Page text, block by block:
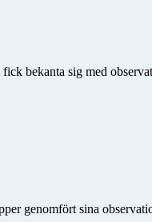
bekanta sig med
genomfört sina